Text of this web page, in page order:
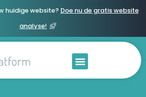
huidige website? Doe nu de gratis website
analyse!